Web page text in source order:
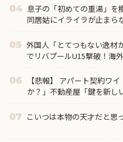
04 息子の「初めての重湯」を
同居姑にイライラが止まら
05 外国人「とてつもない逸材
でリバプールU15撃破！海
06
【悲報】 アパート契約ワ
か？」不動産屋「鍵を新し
07 こいつは本物の天才だと思